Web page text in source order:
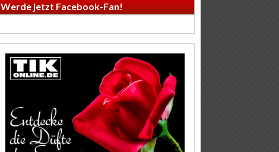
Werde jetzt Facebook-Fan!